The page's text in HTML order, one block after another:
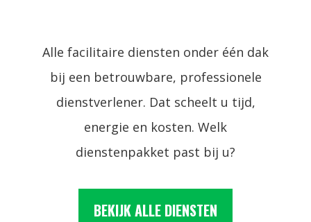
Alle facilitaire diensten onder één dak
bij een betrouwbare, professionele
dienstverlener. Dat scheelt u tijd,
energie en kosten. Welk
dienstenpakket past bij u?
BEKIJK ALLE DIENSTEN